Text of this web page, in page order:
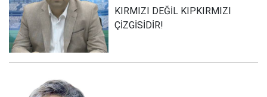
KIRMIZI DEĞİL KIPKIRMIZI
ÇİZGİSİDİR!